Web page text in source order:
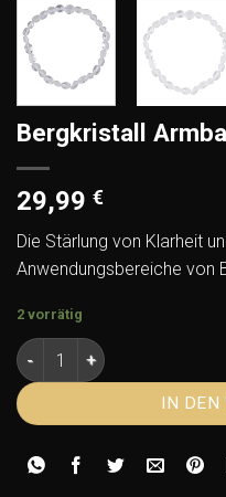
Bergkristall
29,99 €
Die Stärlung von Klarheit
Anwendungsbereiche von
2 vorrätig
Bergkristall Armband 08-
IN DEN